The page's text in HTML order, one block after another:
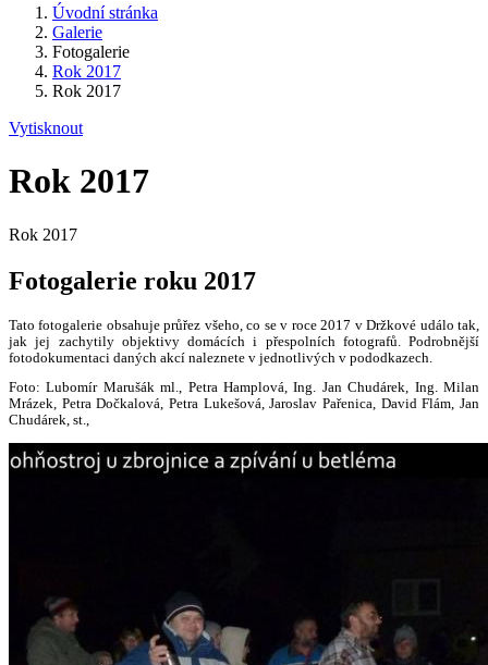
Úvodní stránka
Galerie
Fotogalerie
Rok 2017
Rok 2017
Vytisknout
Rok 2017
Rok 2017
Fotogalerie roku 2017
Tato fotogalerie obsahuje průřez všeho, co se v roce 2017 v Držkové událo tak,
jak jej zachytily objektivy domácích i přespolních fotografů. Podrobnější
fotodokumentaci daných akcí naleznete v jednotlivých v pododkazech.
Foto: Lubomír Marušák ml., Petra Hamplová, Ing. Jan Chudárek, Ing. Milan
Mrázek, Petra Dočkalová, Petra Lukešová, Jaroslav Pařenica, David Flám, Jan
Chudárek, st.,